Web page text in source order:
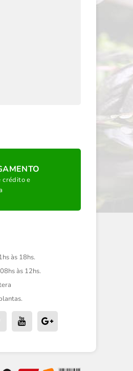
crédito e
às 18hs.
às 12hs.